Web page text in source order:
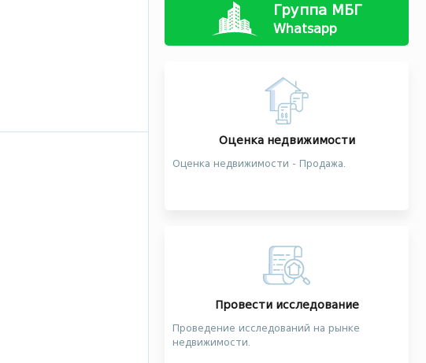
Группа МБГ
Whatsapp
Оценка недвижимости
Оценка недвижимости - Продажа.
Провести исследование
Проведение исследований на рынке
недвижимости.